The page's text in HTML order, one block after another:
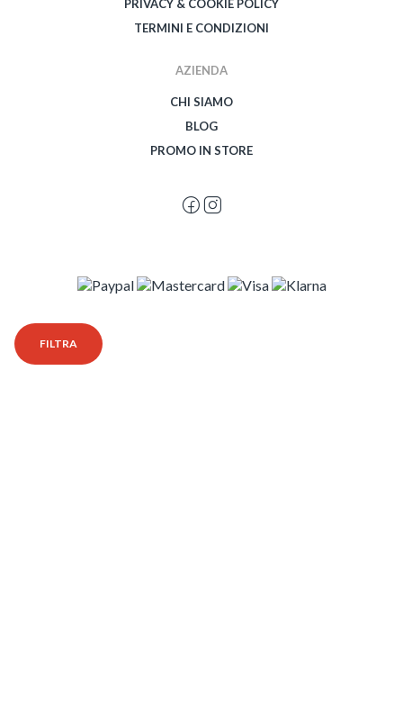
FILTRA
PRIVACY & COOKIE POLICY
TERMINI E CONDIZIONI
AZIENDA
CHI SIAMO
BLOG
PROMO IN STORE
© 2026 Spegetti Visione Superba - Frasimo SRL - P.Iva 02435950999 - Tutti i